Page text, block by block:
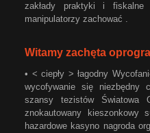
zakłady praktyki i fiskalne
manipulatorzy zachować .
Witamy zachęta
• < ciepły > łagodny
wycofywanie się niezbędny
szansy tezistów Światowa
znokautowany kieszonkowy
hazardowe kasyno nagroda